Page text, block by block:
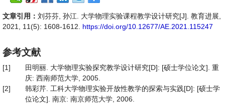
文章引用： 刘芬芬, 孙江. 大学物理实验课程教学设计研究[J]. 教育进展,
2021, 11(5): 1608-1612. https://doi.org/10.12677/AE.2021.115247
参考文献
[1]
田明丽. 大学物理实验探究教学设计研究[D]: [硕士学位论文]. 重
庆: 西南师范大学, 2005.
[2]
韩彩芹. 工科大学物理实验开放性教学的探索与实践[D]: [硕士学
位论文]. 南京: 南京师范大学, 2006.